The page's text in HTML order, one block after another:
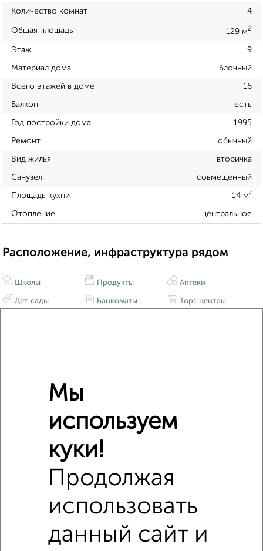
Количество комнат 4
Общая площадь 129 м2
Этаж 9
Материал дома блочный
Всего этажей в доме 16
Балкон есть
Год постройки дома 1995
Ремонт обычный
Вид жилья вторичка
Санузел совмещенный
Площадь кухни 14 м²
Отопление центральное
Расположение, инфраструктура рядом
Школы
Дет. сады
Продукты
Банкоматы
Аптеки
Торг. центры
Мы
используем
куки!
Продолжая
использовать
данный сайт и